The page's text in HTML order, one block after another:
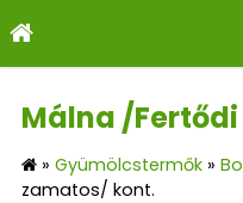
Málna /
» Gyümölcstermők »
zamatos/ kont.